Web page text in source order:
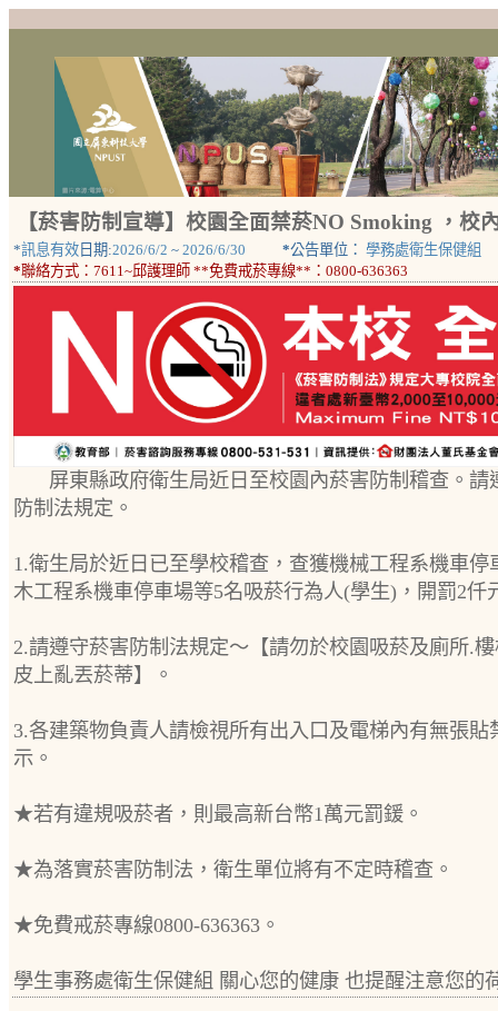
【菸害防制宣導】校園全面禁菸NO Smoking ，校
*訊息有效 日期:2026/6/2 ~ 2026/6/30 *公告單位： 學務處衛生保健組
*聯絡方式： 7611~邱護理師 **免費戒菸專線**：0800-636363
屏東縣政府衛生局近日至校園內菸害防制稽查。請
防制法規定。
1.衛生局於近日已至學校稽查，查獲機械工程系機車停
木工程系機車停車場等5名吸菸行為人(學生)，開罰2仟
2.請遵守菸害防制法規定～【請勿於校園吸菸及廁所.
皮上亂丟菸蒂】。
3.各建築物負責人請檢視所有出入口及電梯內有無張貼
示。
★若有違規吸菸者，則最高新台幣1萬元罰鍰。
★為落實菸害防制法，衛生單位將有不定時稽查。
★免費戒菸專線0800-636363。
學生事務處衛生保健組 關心您的健康 也提醒注意您的